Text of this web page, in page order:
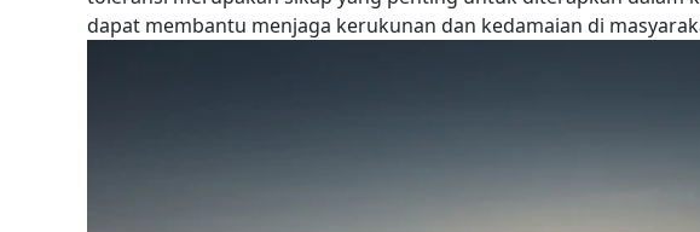
dapat membantu menjaga kerukunan dan kedamaian di